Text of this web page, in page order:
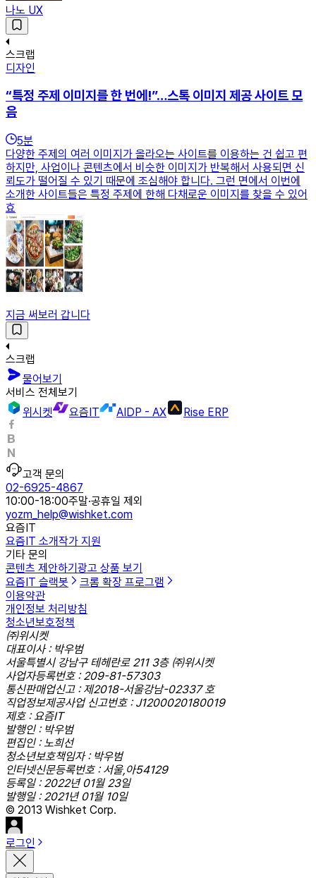
나노 UX
스크랩
디자인
“특정 주제 이미지를 한 번에!”…스톡 이미지 제공 사이트 모
음
5분
다양한 주제의 여러 이미지가 올라오는 사이트를 이용하는 건 쉽고 편
하지만, 사업이나 콘텐츠에서 비슷한 이미지가 반복해서 사용되면 신
뢰도가 떨어질 수 있기 때문에 조심해야 합니다. 그런 면에서 이번에
소개한 사이트들은 특정 주제에 한해 다채로운 이미지를 찾을 수 있어
효
지금 써보러 갑니다
스크랩
물어보기
서비스 전체보기
위시켓
요즘IT AIDP - AX Rise ERP
고객 문의
02-6925-4867
10:00-18:00주말·공휴일 제외
yozm_help@wishket.com
요즘IT
요즘IT 소개작가 지원
기타 문의
콘텐츠 제안하기 광고 상품 보기
요즘IT 슬랙봇
크롬 확장 프로그램
이용약관
개인정보 처리방침
청소년보호정책
㈜위시켓
대표이사 : 박우범
서울특별시 강남구 테헤란로 211 3층 ㈜위시켓
사업자등록번호 : 209-81-57303
통신판매업신고 : 제2018-서울강남-02337 호
직업정보제공사업 신고번호 : J1200020180019
제호 : 요즘IT
발행인 : 박우범
편집인 : 노희선
청소년보호책임자 : 박우범
인터넷신문등록번호 : 서울,아54129
등록일 : 2022년 01월 23일
발행일 : 2021년 01월 10일
© 2013 Wishket Corp.
로그인